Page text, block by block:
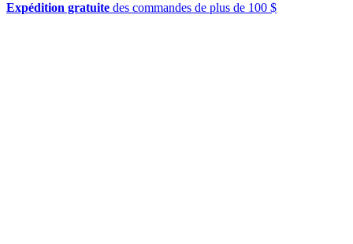
Expédition gratuite des commandes de plus de 100 $